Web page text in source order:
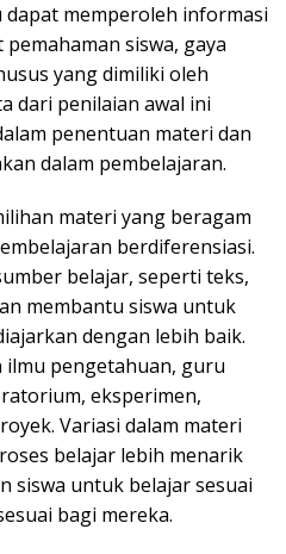
memperoleh informasi
siswa, gaya
yang dimiliki oleh
dari penilaian awal ini
penentuan materi dan
dalam pembelajaran.
materi yang beragam
berdiferensiasi.
belajar, seperti teks,
membantu siswa untuk
dengan lebih baik.
ilmu pengetahuan, guru
eksperimen,
Variasi dalam materi
belajar lebih menarik
siswa untuk belajar sesuai
bagi mereka.